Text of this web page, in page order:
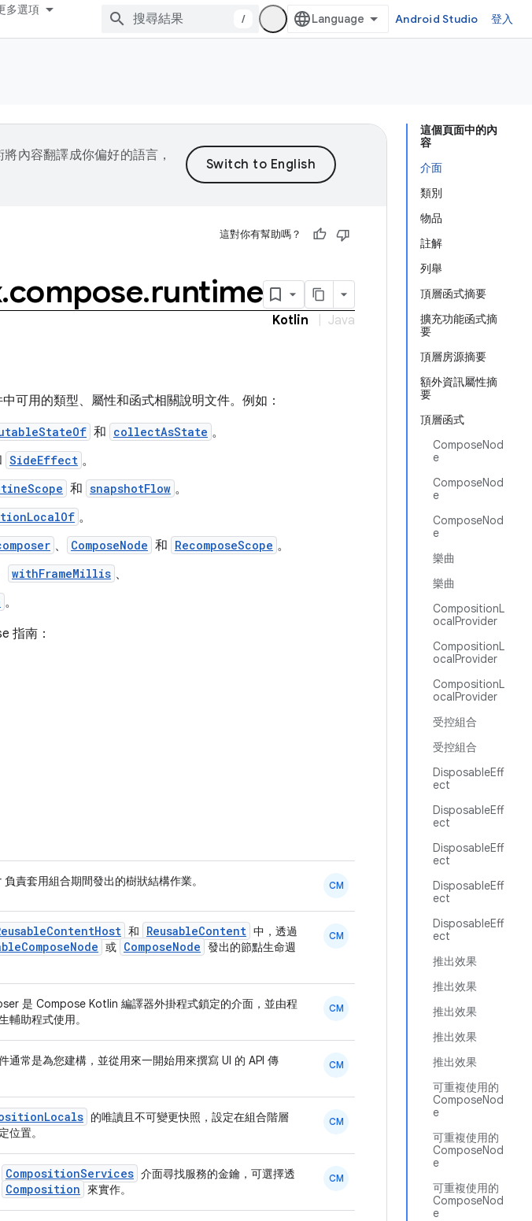
多選項
/ Android Studio 登入
這個頁面中的內
容
介面
類別
物品
註解
列舉
頂層函式摘要
擴充功能函式摘
要
頂層房源摘要
額外資訊屬性摘
要
頂層函式
ComposeNod
e
ComposeNod
e
ComposeNod
e
樂曲
樂曲
CompositionL
ocalProvider
CompositionL
ocalProvider
CompositionL
ocalProvider
受控組合
受控組合
DisposableEff
ect
DisposableEff
ect
DisposableEff
ect
DisposableEff
ect
DisposableEff
ect
推出效果
推出效果
推出效果
推出效果
推出效果
可重複使用的
ComposeNod
e
可重複使用的
ComposeNod
e
可重複使用的
ComposeNod
e
內容翻譯成你偏好的語言，
這對你有幫助嗎？
.compose.runtime
Kotlin Java
可用的類型、屬性和函式相關說明文件。例如：
和 collectAsState 。
SideEffect 。
和 snapshotFlow 。
。
、 ComposeNode 和 RecomposeScope 。
withFrameMillis 、
。
指南：
責套用組合期間發出的樹狀結構作業。 CM
和 ReusableContent 中，透過
或 ComposeNode 發出的節點生命週
CM
是 Compose Kotlin 編譯器外掛程式鎖定的介面，並由程
輔助程式使用。
CM
通常是為您建構，並從用來一開始用來撰寫 UI 的 API 傳
CM
的唯讀且不可變更快照，設定在組合階層
位置。
CM
CompositionServices 介面尋找服務的金鑰，可選擇透
Composition 來實作。
CM